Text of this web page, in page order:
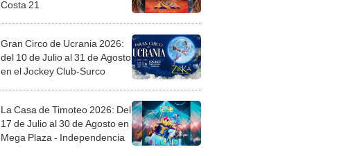
Costa 21
Gran Circo de Ucrania 2026:
del 10 de Julio al 31 de Agosto
en el Jockey Club-Surco
La Casa de Timoteo 2026: Del
17 de Julio al 30 de Agosto en
Mega Plaza - Independencia